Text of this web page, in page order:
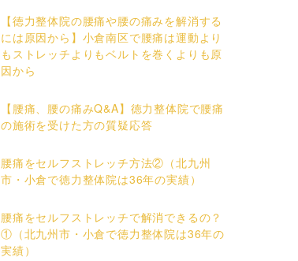
【徳力整体院の腰痛や腰の痛みを解消する
には原因から】小倉南区で腰痛は運動より
もストレッチよりもベルトを巻くよりも原
因から
【腰痛、腰の痛みQ&A】徳力整体院で腰痛
の施術を受けた方の質疑応答
腰痛をセルフストレッチ方法②（北九州
市・小倉で徳力整体院は36年の実績）
腰痛をセルフストレッチで解消できるの？
①（北九州市・小倉で徳力整体院は36年の
実績）